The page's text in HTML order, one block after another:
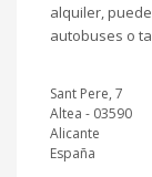
alquiler,
autobuses o
Sant Pere, 7
Altea - 03590
Alicante
España